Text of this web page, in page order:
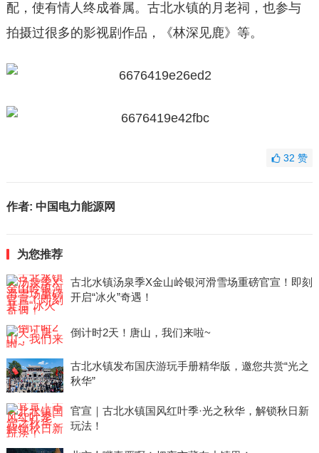
配，使有情人终成眷属。古北水镇的月老祠，也参与
拍摄过很多的影视剧作品，《林深见鹿》等。
32赞
作者: 中国电力能源网
为您推荐
古北水镇汤泉季X金山岭银河滑雪场重磅官宣！即刻
开启“冰火”奇遇！
倒计时2天！唐山，我们来啦~
古北水镇发布国庆游玩手册精华版，邀您共赏“光之
秋华”
官宣｜古北水镇国风红叶季·光之秋华，解锁秋日新
玩法！